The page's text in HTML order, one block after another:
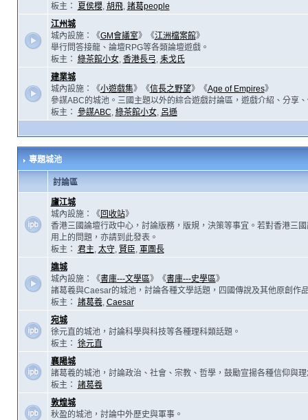
板主：
夏侯櫻, 胡飛, 諸葛people
江州城
城內設施：《GM會議室》《江洲檔案館》
舉行問答接龍、論壇RPG等各類論壇遊戲。
板主： 綠茶館小女, 香港長弓, 耒戈氏
建業城
城內設施：《小遊戲集》《信長之野望》《Age of Empires》
參謀ABC的城池。三國主題以外的綜合遊戲討論區，遊戲介紹、分享
板主： 參謀ABC, 綠茶館小女, 呂遜
專題城池
討論區
廬江城
城內設施：《回收站》
香港三國論壇行政中心，討論版務，版規，決策等事宜。若對香港三
用上的問題，亦請到此發表。
板主： 君主, 太守, 賢臣, 軍團長
譙城
城內設施：《書庫---文學區》《書庫---史學區》
諸葛羲與Caesar的城池，討論各種文學話題，四國傳說及其他原創作
板主： 諸葛羲, Caesar
宛城
徐元直的城池，討論科學與科技等各種理科類話題。
板主： 徐元直
襄陽城
諸葛羲的城池，討論政治、社會、宗教、哲學，鼓勵宣揚各種信仰與理
板主： 諸葛羲
敦煌城
秋盈的城池，討論中外歷史與軍事。